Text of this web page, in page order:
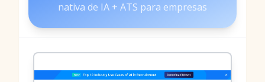
nativa de IA + ATS para empresas